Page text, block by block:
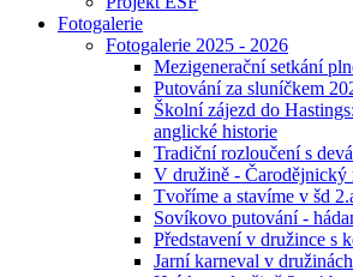
Fotogalerie
Fotogalerie 2025 - 2026
Mezigenerační setkání
Putování za sluníčkem
Školní zájezd do
anglické historie
Tradiční rozloučení s
V družině - Čarodějnický
Tvoříme a stavíme v šd
Sovíkovo putování -
Představení v družince s
Jarní karneval v družinách